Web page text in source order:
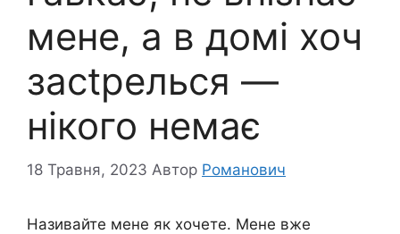
мене, а в домі хоч
зactpeлься —
нікого немає
18 Травня, 2023 Автор Романович
Називайте мене як хочете. Мене вже